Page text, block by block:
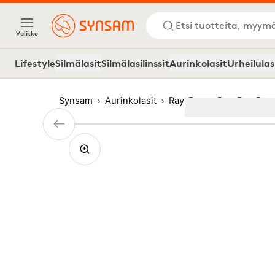
Valikko
Etsi tuotteita,
LifestyleSilmälasitSilmälasilinssitAurinkolasit
Synsam Aurinkolasit Ray-Ban Ray-Ban